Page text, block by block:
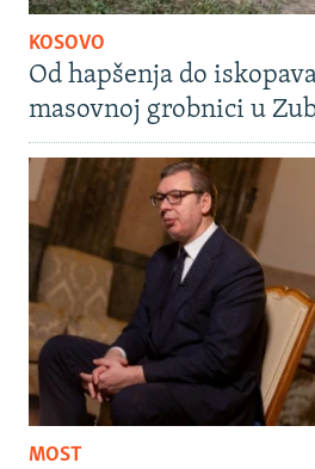
KOSOVO
Od hapšenja do
masovnoj grobnici u
MOST